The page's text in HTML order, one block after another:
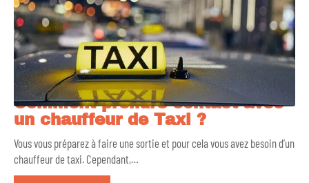
Comment prendre contact avec
un chauffeur de Taxi ?
Vous vous préparez à faire une sortie et pour cela vous avez besoin d’un
chauffeur de taxi. Cependant,…